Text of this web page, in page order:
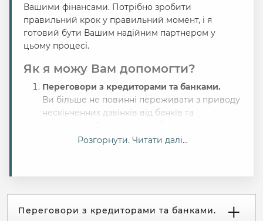
Вашими фінансами. Потрібно зробити
правильний крок у правильний момент, і я
готовий бути Вашим надійним партнером у
цьому процесі.
Як я можу Вам допомогти?
Переговори з кредиторами та банками.
Ви більше не повинні переживати з приводу
нескінченних дзвінків від банків та
переговори, щоб Ви могли зосередитись на
Вам досягти оптимальних умов щодо
Розгорнути. Читати далі...
Переговори з кредиторами та банками.